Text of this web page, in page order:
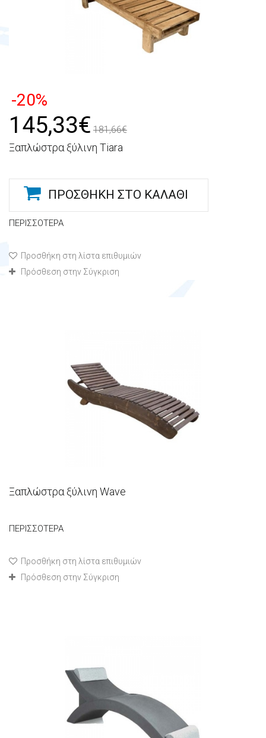
-20%
145,33€ 181,66€
Ξαπλώστρα ξύλινη Tiara
ΠΡΟΣΘΉΚΗ ΣΤΟ ΚΑΛΆΘΙ
ΠΕΡΙΣΣΌΤΕΡΑ
Προσθήκη στη λίστα επιθυμιών
Πρόσθεση στην Σύγκριση
Ξαπλώστρα ξύλινη Wave
ΠΕΡΙΣΣΌΤΕΡΑ
Προσθήκη στη λίστα επιθυμιών
Πρόσθεση στην Σύγκριση